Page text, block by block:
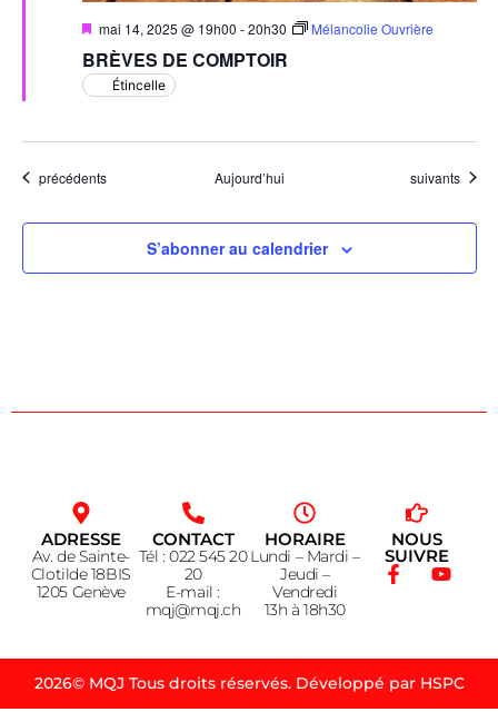
BRÈVES DE COMPTOIR
Mis
avant
mai 14, 2025 @ 19h00 -20h30 Mélancolie Ouvrière
Étincelle
Évènements
précédents Aujourd’hui Évènements
suivants
S’abonner au calendrier
ADRESSE
Av. de Sainte-
Clotilde 18BIS
1205 Genève
CONTACT
Tél : 022 545 20
20
E-mail :
mqj@mqj.ch
HORAIRE
Lundi – Mardi –
Jeudi –
Vendredi
13h à 18h30
NOUS
SUIVRE
2026© MQJ Tous droits réservés. Développé par HSPC